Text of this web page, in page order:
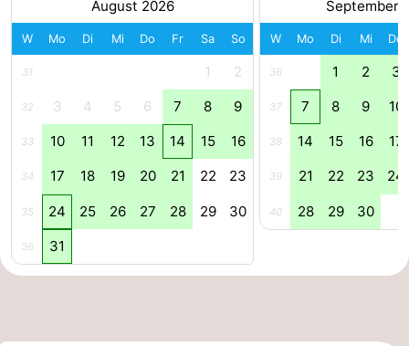
Duinen
aan
Zee
Bergen
Alkmaar
Egmond
duinreservaat
Zee
Natur
Zuid-
Amsterdam
-
August 2026
W Mo Di Mi Do Fr Sa So
31 1 2
32 3 4 5 6 7 8 9
33 10 11 12 13 14 15 16
34 17 18 19 20 21 22 23
35 24 25 26 27 28 29 30
36 31
September
W Mo Di Mi Do
36 1 2 3
37 7 8 9 10
38 14 15 16 17
39 21 22 23 24
40 28 29 30